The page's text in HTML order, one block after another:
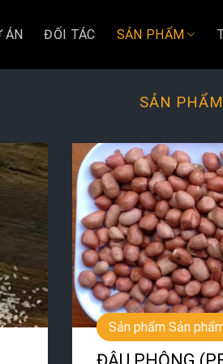
ÁN ĐỐI TÁC SẢN PHẨM
SẢN PHẨM
Sản phẩm Sản